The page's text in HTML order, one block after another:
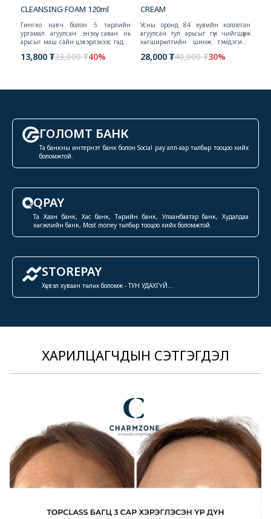
CLEANSING FOAM 120ml
Гингко навч болон 5 төрлийн
ургамал агуулсан энэхүү саван нь
арьсыг маш сайн цэвэрлэхээс гадна
Хэмжээ: 120ml
13,800 ₮23,000 ₮40%
CREAM
Усны оронд 84 хувийн коллеган
агуулсан тул арьсыг гүн чийгшүүлж
хөгширөлтийн шинж тэмдэгийн
28,000 ₮40,000 ₮30%
ГОЛОМТ БАНК
Та банкны интернэт банк болон Social pay апп-аар төлбөр тооцоо хийх
боломжтой.
QPAY
Та Хаан банк, Хас банк, Төрийн банк, Улаанбаатар банк, Худалдаа
хөгжлийн банк, Most money төлбөр тооцоо хийх боломжтой.
STOREPAY
Хүсвэл хуваан төлөх боломж - ТУН УДАХГҮЙ...
ХАРИЛЦАГЧДЫН СЭТГЭГДЭЛ